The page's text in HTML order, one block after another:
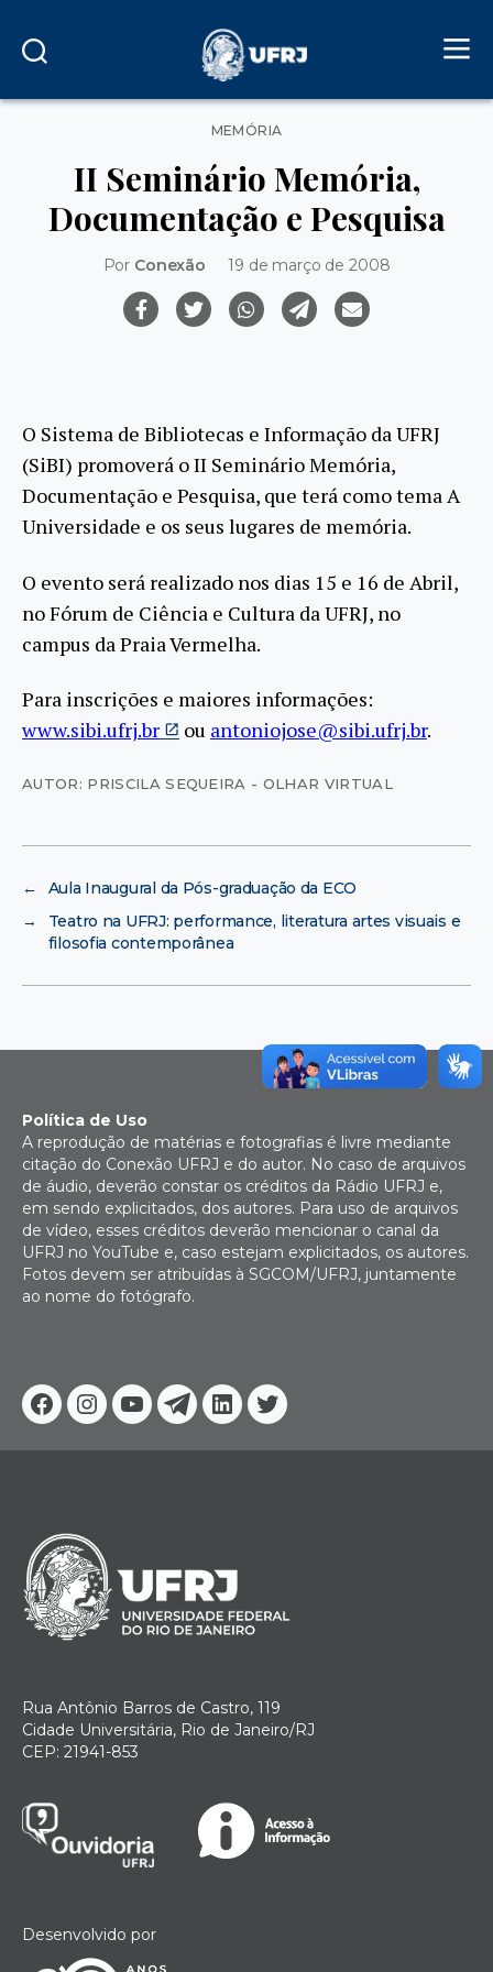
Categorias
MEMÓRIA
II Seminário Memória,
Documentação e Pesquisa
Por Conexão 19 de março de 2008
O Sistema de Bibliotecas e Informação da UFRJ
(SiBI) promoverá o II Seminário Memória,
Documentação e Pesquisa, que terá como tema A
Universidade e os seus lugares de memória.
O evento será realizado nos dias 15 e 16 de Abril,
no Fórum de Ciência e Cultura da UFRJ, no
campus da Praia Vermelha.
Para inscrições e maiores informações:
www.sibi.ufrj.br
ou antoniojose@sibi.ufrj.br.
AUTOR: PRISCILA SEQUEIRA - OLHAR VIRTUAL
←
Aula Inaugural da Pós-graduação da ECO
→
Teatro na UFRJ: performance, literatura artes visuais e
filosofia contemporânea
Facebook
Instagram
YoutubeTelegram
Linkedin
Twitter
Política de Uso
A reprodução de matérias e fotografias é livre mediante
citação do Conexão UFRJ e do autor. No caso de arquivos
de áudio, deverão constar os créditos da Rádio UFRJ e,
em sendo explicitados, dos autores. Para uso de arquivos
de vídeo, esses créditos deverão mencionar o canal da
UFRJ no YouTube e, caso estejam explicitados, os autores.
Fotos devem ser atribuídas à SGCOM/UFRJ, juntamente
ao nome do fotógrafo.
Rua Antônio Barros de Castro, 119
Cidade Universitária, Rio de Janeiro/RJ
CEP: 21941-853
Desenvolvido por